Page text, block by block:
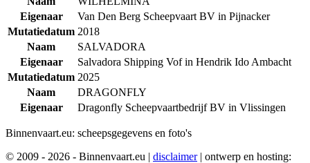
Eigenaar
Van Den Berg Scheepvaart BV in Pijnacker
Mutatiedatum 2018
Naam
SALVADORA
Eigenaar
Salvadora Shipping Vof in Hendrik Ido Ambacht
Mutatiedatum 2025
Naam
DRAGONFLY
Eigenaar
Dragonfly Scheepvaartbedrijf BV in Vlissingen
Binnenvaart.eu: scheepsgegevens en foto's
© 2009 - 2026 - Binnenvaart.eu | disclaimer | ontwerp en hosting: